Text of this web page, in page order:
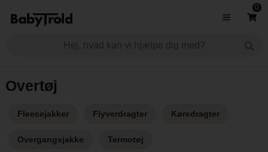
0
Overtøj
Fleecejakker Flyverdragter Køredragter
Overgangsjakke Termotøj